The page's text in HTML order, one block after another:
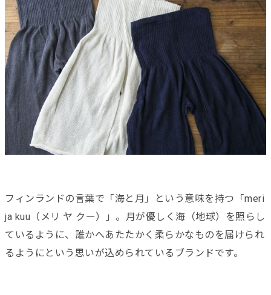
フィンランドの言葉で「海と月」という意味を持つ「meri
ja kuu（メリ ヤ クー）」。月が優しく海（地球）を照らし
ているように、誰かへあたたかく柔らかなものを届けられ
るようにという思いが込められているブランドです。